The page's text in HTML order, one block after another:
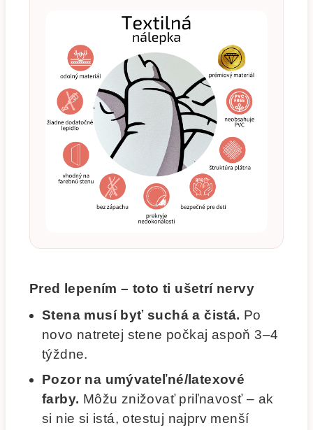
Pred lepením – toto ti ušetrí nervy
Stena musí byť suchá a čistá. Po
novo natretej stene počkaj aspoň 3–4
týždne.
Pozor na umývateľné/latexové
farby. Môžu znižovať priľnavosť – ak
si nie si istá, otestuj najprv menší